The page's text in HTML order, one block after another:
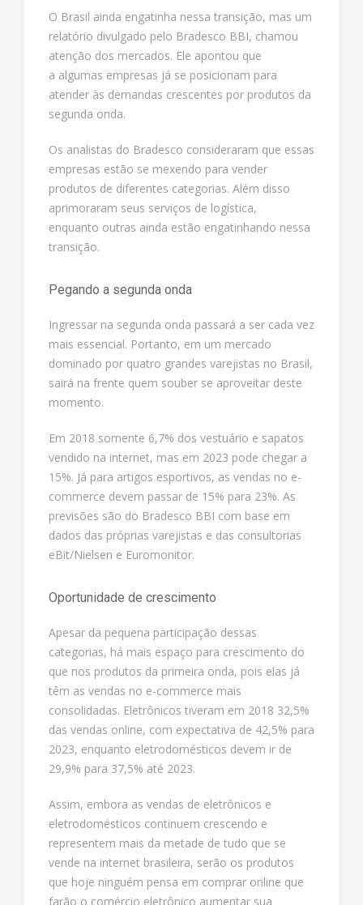
O Brasil ainda engatinha nessa transição, mas um
relatório divulgado pelo Bradesco BBI, chamou
atenção dos mercados. Ele apontou que
a algumas empresas já se posicionam para
atender às demandas crescentes por produtos da
segunda onda.
Os analistas do Bradesco consideraram que essas
empresas estão se mexendo para vender
produtos de diferentes categorias. Além disso
aprimoraram seus serviços de logística,
enquanto outras ainda estão engatinhando nessa
transição.
Pegando a segunda onda
Ingressar na segunda onda passará a ser cada vez
mais essencial. Portanto, em um mercado
dominado por quatro grandes varejistas no Brasil,
sairá na frente quem souber se aproveitar deste
momento.
Em 2018 somente 6,7% dos vestuário e sapatos
vendido na internet, mas em 2023 pode chegar a
15%. Já para artigos esportivos, as vendas no e-
commerce devem passar de 15% para 23%. As
previsões são do Bradesco BBI com base em
dados das próprias varejistas e das consultorias
eBit/Nielsen e Euromonitor.
Oportunidade de crescimento
Apesar da pequena participação dessas
categorias, há mais espaço para crescimento do
que nos produtos da primeira onda, pois elas já
têm as vendas no e-commerce mais
consolidadas. Eletrônicos tiveram em 2018 32,5%
das vendas online, com expectativa de 42,5% para
2023, enquanto eletrodomésticos devem ir de
29,9% para 37,5% até 2023.
Assim, embora as vendas de eletrônicos e
eletrodomésticos continuem crescendo e
representem mais da metade de tudo que se
vende na internet brasileira, serão os produtos
que hoje ninguém pensa em comprar online que
farão o comércio eletrônico aumentar sua